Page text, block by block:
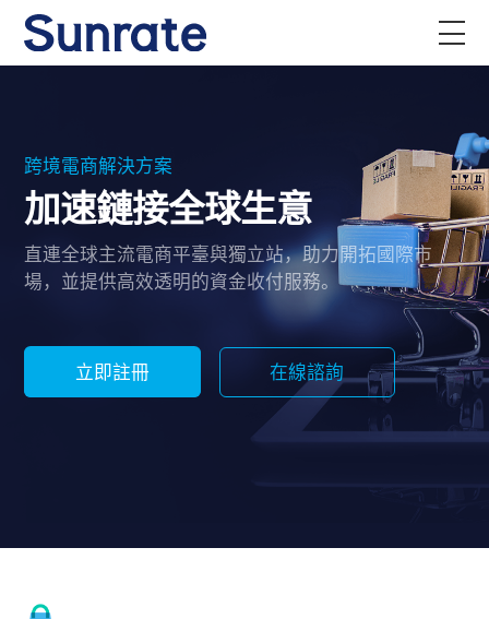
跨境電商解決方案
加速鏈接全球生意
直連全球主流電商平臺與獨立站，助力開拓國際市
場，並提供高效透明的資金收付服務。
立即註冊 在線諮詢